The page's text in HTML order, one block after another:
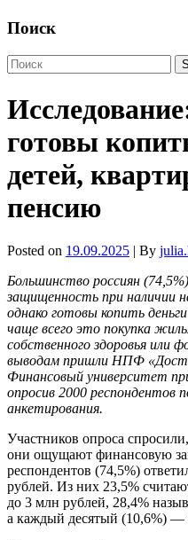
Поиск
готовы
детей,
пенсию
Posted on 19.09.2025 | By
Большинство россиян
защищенность при наличии
однако готовы копить
чаще всего это покупка
собственного здоровья или
выводам пришли НПФ
Финансовый университет
опросив 2000 респондентов
анкетирования.
Участников опроса
они ощущают финансовую
респондентов (74,5%)
рублей. Из них 23,5%
до 3 млн рублей, 28,4%
а каждый десятый (10,6%) —